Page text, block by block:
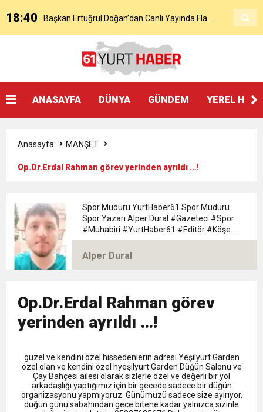
18:40 Başkan Ertuğrul Doğan’dan Canlı Yayında Flaş
Salah’ın Trabzon Programı Netleşti! Geliyor
18:59 Trabzonspor Mitongo Transferini KAP’a Bildirdi
13:09 SÜRMENE’DE 21.ÇAMFEST HEYECANI
12:20 Faruk Koc Aslında Davacı Neden Gözaltında ;
21:51
ANASAYFA DÜNYA GÜNDEM YEREL
Anasayfa MANŞET
Op.Dr.Erdal Rahman görev yerinden ayrıldı …!
Spor Müdürü YurtHaber61 Spor Müdürü
Spor Yazarı Alper Dural #Gazeteci #Spor
#Muhabiri #YurtHaber61 #Editör #Köşe
#Yazarı Trabzon Bölgesi 61yurthaber Spor
Müdürü spor Yazarı Alper Dural
Alper Dural
Op.Dr.Erdal Rahman görev
yerinden ayrıldı …!
güzel ve kendini özel hissedenlerin adresi Yeşilyurt Garden
özel olan ve kendini özel hyeşilyurt Garden Düğün Salonu ve
Çay Bahçesi ailesi olarak sizlerle özel ve değerli bir yol
arkadaşlığı yaptığımız için bir gecede sadece bir düğün
organizasyonu yapmıyoruz. Günümüzü sadece size ayırıyor,
düğün günü sabahından gece bitene kadar yalnızca sizinle